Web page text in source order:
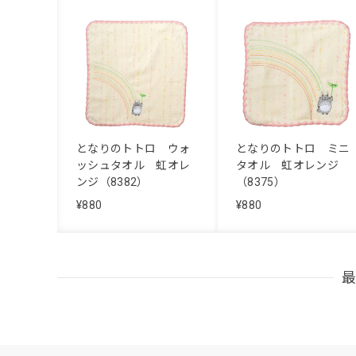
となりのトトロ ウォ
ッシュタオル 虹オレ
ンジ（8382）
¥880
となりのトトロ ミニ
タオル 虹オレンジ
（8375）
¥880